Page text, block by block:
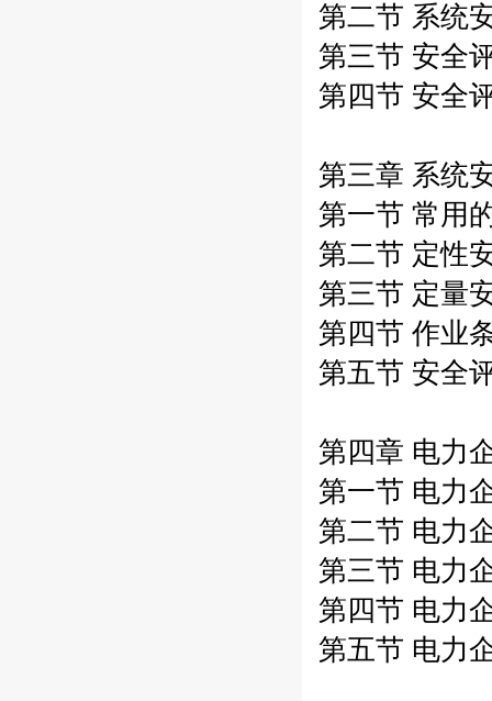
第二节 系统
第三节 安全
第四节 安全
第三章 系统
第一节 常用
第二节 定性
第三节 定量
第四节 作业
第五节 安全
第四章 电力
第一节 电力
第二节 电力
第三节 电力
第四节 电力
第五节 电力